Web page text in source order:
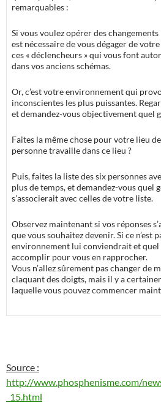
remarquables :
Si vous voulez opérer des
est nécessaire de vous dégager de
ces « déclencheurs » qui vous font
dans vos anciens schémas.
Or, c’est votre environnement qui
inconscientes les plus puissantes.
et demandez-vous objectivement quel
Faites la même chose pour votre lieu
personne travaille dans ce lieu ?
Puis, faites la liste des six personnes
plus de temps, et demandez-vous quel
s’associerait avec celles de votre liste.
Observez maintenant si vos réponses
que vous souhaitez devenir. Si ce n’est
environnement lui conviendrait et
accomplir pour vous en rapprocher.
Vous n’allez sûrement pas changer de
claquant des doigts, mais il y a
laquelle vous pouvez commencer
Source :
http://www.phosphenisme.com/
_15.html